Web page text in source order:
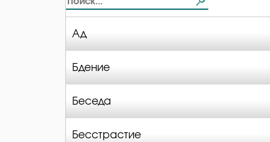
Ад
Бдение
Беседа
Бесстрастие